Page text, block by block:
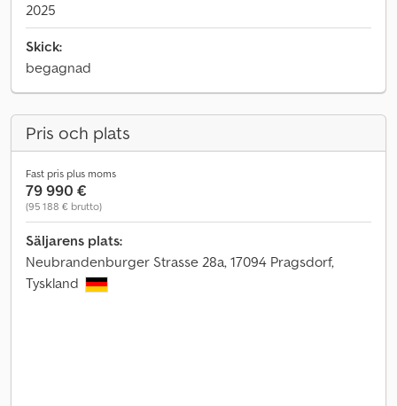
2025
Skick:
begagnad
Pris och plats
Fast pris plus moms
79 990 €
(95 188 € brutto)
Säljarens plats:
Neubrandenburger Strasse 28a, 17094 Pragsdorf,
Tyskland